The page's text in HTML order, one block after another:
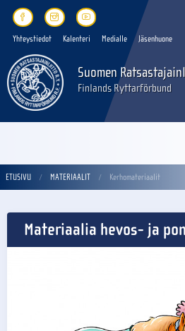
Yhteystiedot Kalenteri Medialle Jäsenhuone
Suomen
Finlands Ryttarförbund
ETUSIVU MATERIAALIT Kerhomateriaalit
Materiaalia hevos- ja